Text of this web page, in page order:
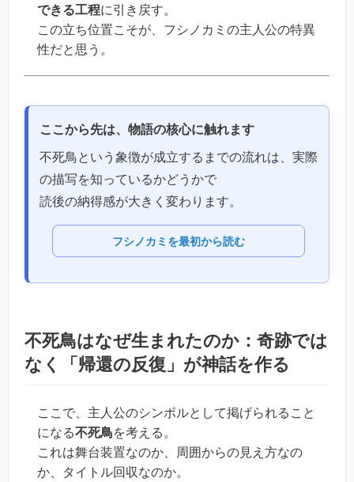
できる工程に引き戻す。
この立ち位置こそが、フシノカミの主人公の特異
性だと思う。
ここから先は、物語の核心に触れます
不死鳥という象徴が成立するまでの流れは、実際
の描写を知っているかどうかで
読後の納得感が大きく変わります。
フシノカミを最初から読む
不死鳥はなぜ生まれたのか：奇跡では
なく「帰還の反復」が神話を作る
ここで、主人公のシンボルとして掲げられること
になる不死鳥を考える。
これは舞台装置なのか、周囲からの見え方なの
か、タイトル回収なのか。